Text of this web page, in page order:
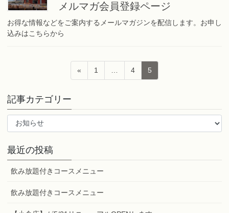
メルマガ会員登録ページ
お得な情報などをご案内するメールマガジンを配信します。お申し
込みはこちらから
の
ペ
ー
ジ
送
り
«
固
定
ジ
1
固
定
ジ
4
固
定
ジ
5
記事カテゴリー
事
テ
ゴ
リ
最近の投稿
飲み放題付きコースメニュー
飲み放題付きコースメニュー